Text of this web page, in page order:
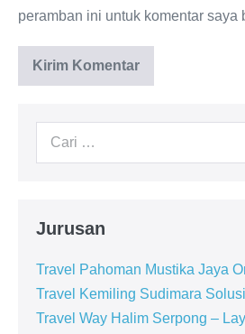
peramban ini untuk komentar saya
Jurusan
Travel Pahoman Mustika Jaya
Travel Kemiling Sudimara
Travel Way Halim Serpong –